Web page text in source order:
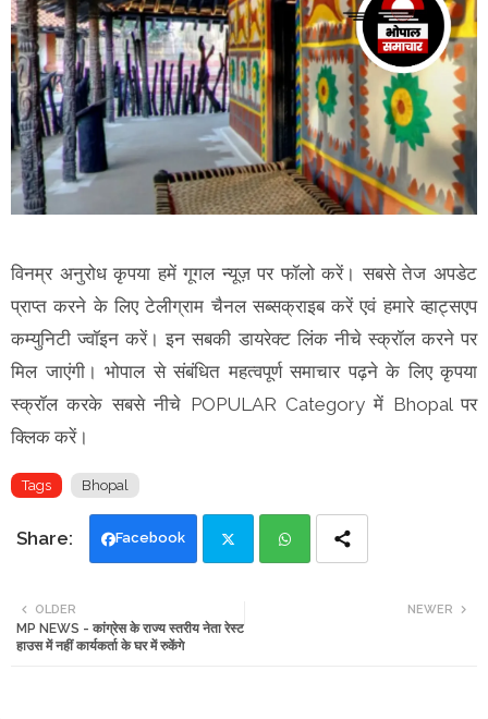
विनम्र अनुरोध कृपया हमें गूगल न्यूज़ पर फॉलो करें। सबसे तेज अपडेट
प्राप्त करने के लिए टेलीग्राम चैनल सब्सक्राइब करें एवं हमारे व्हाट्सएप
कम्युनिटी ज्वॉइन करें। इन सबकी डायरेक्ट लिंक नीचे स्क्रॉल करने पर
मिल जाएंगी। भोपाल से संबंधित महत्वपूर्ण समाचार पढ़ने के लिए कृपया
स्क्रॉल करके सबसे नीचे POPULAR Category में Bhopal पर
क्लिक करें।
Tags Bhopal
Facebook
tte
NEWER
OLDER
MP NEWS - कांग्रेस के राज्य स्तरीय नेता रेस्ट
हाउस में नहीं कार्यकर्ता के घर में रुकेंगे